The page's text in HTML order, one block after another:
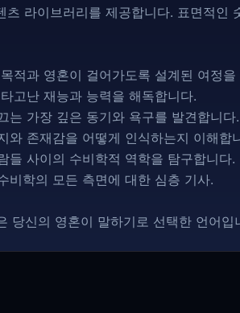
라이브러리를 제공합니다. 표면적인
적과 영혼이 걸어가도록 설계된 여정을
고난 재능과 능력을 해독합니다.
가장 깊은 동기와 욕구를 발견합니다.
존재감을 어떻게 인식하는지 이해합
사이의 수비학적 역학을 탐구합니다.
학의 모든 측면에 대한 심층 기사.
당신의 영혼이 말하기로 선택한 언어입